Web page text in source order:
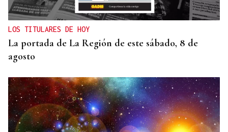
LOS TITULARES DE HOY
La portada de La Región de este sábado, 8 de
agosto